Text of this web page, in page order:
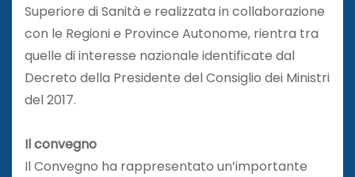
Superiore di Sanità e realizzata in collaborazione
con le Regioni e Province Autonome, rientra tra
quelle di interesse nazionale identificate dal
Decreto della Presidente del Consiglio dei Ministri
del 2017.
Il convegno
Il Convegno ha rappresentato un’importante